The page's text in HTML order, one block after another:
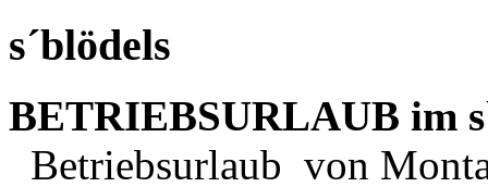
s´blödels
BETRIEBSURLAUB im
Betriebsurlaub von